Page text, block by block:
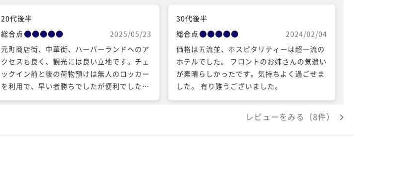
20代後半
総合点
2025/05/23
元町商店街、中華街、ハーバーランドへのア
クセスも良く、観光には良い立地です。チェ
ックイン前と後の荷物預けは無人のロッカー
を利用で、早い者勝ちでしたが便利でした。
また利用したいです。
30代後半
総合点
2024/02/04
価格は五流並、ホスピタリティーは超一流の
ホテルでした。 フロントのお姉さんの気遣い
が素晴らしかったです。気持ちよく過ごせま
した。 有り難うございました。
レビューをみる（8件）